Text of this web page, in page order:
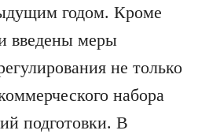
годом. Кроме
введены меры
не только
набора
подготовки. В